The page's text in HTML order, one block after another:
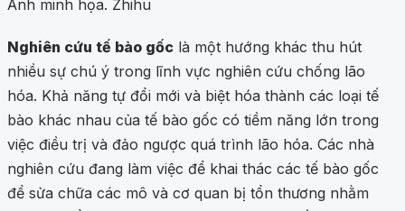
Ảnh minh họa. Zhihu
Nghiên cứu tế bào gốc là một hướng khác thu hút
nhiều sự chú ý trong lĩnh vực nghiên cứu chống lão
hóa. Khả năng tự đổi mới và biệt hóa thành các loại tế
bào khác nhau của tế bào gốc có tiềm năng lớn trong
việc điều trị và đảo ngược quá trình lão hóa. Các nhà
nghiên cứu đang làm việc để khai thác các tế bào gốc
để sửa chữa các mô và cơ quan bị tổn thương nhằm